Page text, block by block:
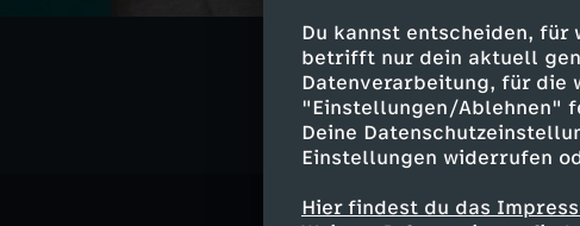
Du kannst entscheiden, für
betrifft nur dein aktuell
Datenverarbeitung, für die
"Einstellungen/Ablehnen"
Deine
Einstellungen widerrufen
Hier findest du das
Nachrichten